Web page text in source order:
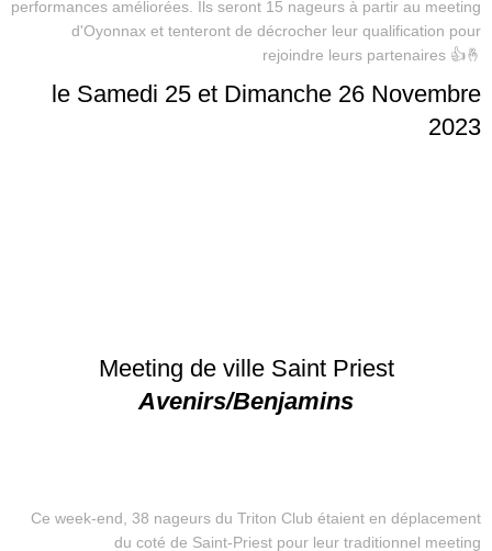
performances améliorées. Ils seront 15 nageurs à partir au meeting
d'Oyonnax et tenteront de décrocher leur qualification pour
rejoindre leurs partenaires 👍🤞
le Samedi 25 et Dimanche 26 Novembre
2023
Meeting de ville Saint Priest
Avenirs/Benjamins
Ce week-end, 38 nageurs du Triton Club étaient en déplacement
du coté de Saint-Priest pour leur traditionnel meeting